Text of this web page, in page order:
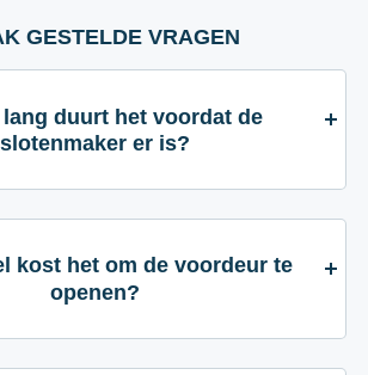
GESTELDE VRAGEN
slotenmaker er is?
openen?